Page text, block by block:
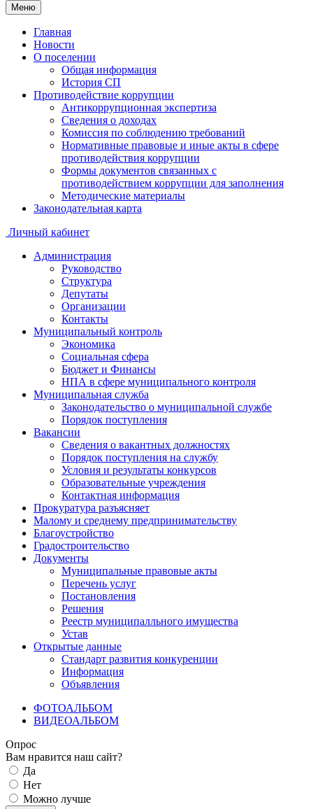
Меню
Главная
Новости
О поселении
Общая информация
История СП
Противодействие коррупции
Антикоррупционная экспертиза
Сведения о доходах
Комиссия по соблюдению требований
Нормативные правовые и иные акты в сфере
противодействия коррупции
Формы документов связанных с
противодействием коррупции для заполнения
Методические материалы
Законодательная карта
Личный кабинет
Администрация
Руководство
Структура
Депутаты
Организации
Контакты
Муниципальный контроль
Экономика
Социальная сфера
Бюджет и Финансы
НПА в сфере муниципального контроля
Муниципальная служба
Законодательство о муниципальной службе
Порядок поступления
Вакансии
Сведения о вакантных должностях
Порядок поступления на службу
Условия и результаты конкурсов
Образовательные учреждения
Контактная информация
Прокуратура разъясняет
Малому и среднему предпринимательству
Благоустройство
Градостроительство
Документы
Муниципальные правовые акты
Перечень услуг
Постановления
Решения
Реестр муниципалльного имущества
Устав
Открытые данные
Стандарт развития конкуренции
Информация
Объявления
ФОТОАЛЬБОМ
ВИДЕОАЛЬБОМ
Опрос
Вам нравится наш сайт?
Да
Нет
Можно лучше